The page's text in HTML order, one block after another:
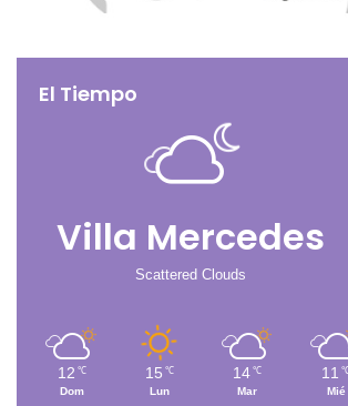
El Tiempo
Villa Mercedes
Scattered Clouds
12 ℃
Dom
15 ℃
Lun
14 ℃
Mar
11 ℃
Mié